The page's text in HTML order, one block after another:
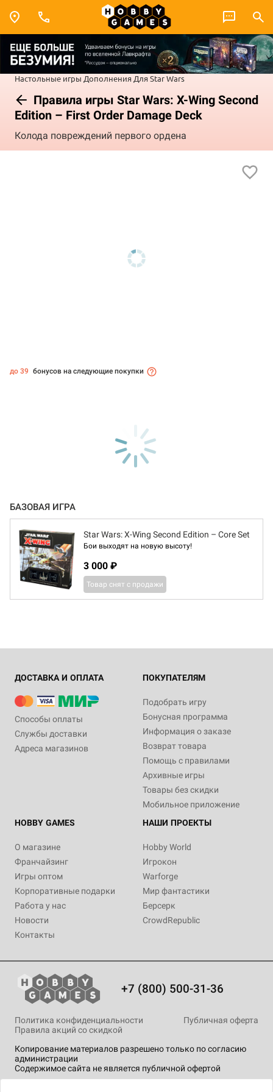
Настольные игры Дополнения Для Star Wars
Правила игры Star Wars: X-Wing Second
Edition – First Order Damage Deck
Колода повреждений первого ордена
до 39 бонусов на следующие покупки
БАЗОВАЯ ИГРА
Star Wars: X-Wing Second Edition – Core Set
Бои выходят на новую высоту!
3 000 ₽
Товар снят с продажи
ДОСТАВКА И ОПЛАТА
Способы оплаты
Службы доставки
Адреса магазинов
ПОКУПАТЕЛЯМ
Подобрать игру
Бонусная программа
Информация о заказе
Возврат товара
Помощь с правилами
Архивные игры
Товары без скидки
Мобильное приложение
HOBBY GAMES
О магазине
Франчайзинг
Игры оптом
Корпоративные подарки
Работа у нас
Новости
Контакты
НАШИ ПРОЕКТЫ
Hobby World
Игрокон
Warforge
Мир фантастики
Берсерк
CrowdRepublic
+7 (800) 500-31-36
Копирование материалов разрешено только по согласию
администрации
Содержимое сайта не является публичной офертой
Политика конфиденциальности
Публичная оферта
Правила акций со скидкой